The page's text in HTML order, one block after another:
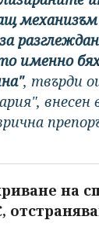
механизъм
именно
, твърди
на